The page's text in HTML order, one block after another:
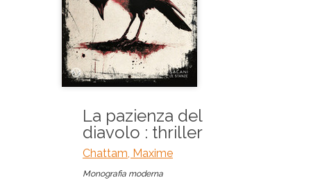
La pazienza del
diavolo : thriller
Chattam, Maxime
Monografia moderna